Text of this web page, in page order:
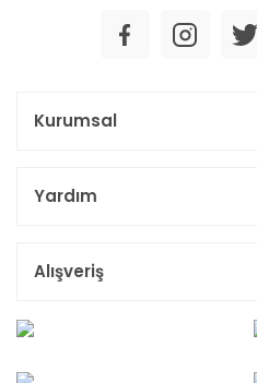
Kurumsal
Yardım
Alışveriş